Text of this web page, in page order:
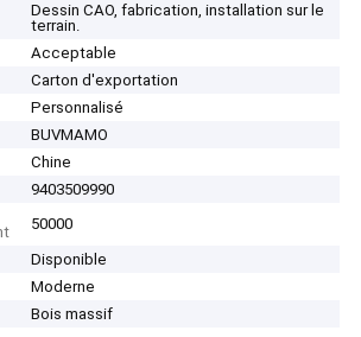
Dessin CAO, fabrication, installation sur le
terrain.
Acceptable
Carton d'exportation
Personnalisé
BUVMAMO
Chine
9403509990
50000
Disponible
Moderne
Bois massif